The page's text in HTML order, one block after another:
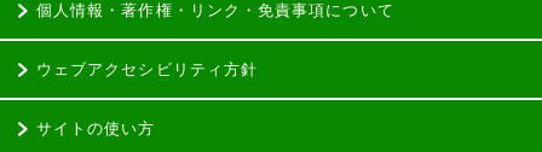
個人情報・著作権・リンク・免責事項について
ウェブアクセシビリティ方針
サイトの使い方